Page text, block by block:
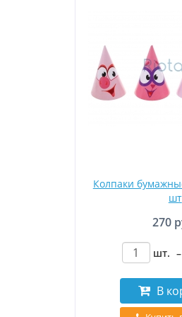
Колпаки
шт
270
шт. –
В